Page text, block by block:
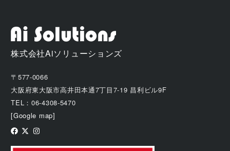
株式会社Aiソリューションズ
〒577-0066
大阪府東大阪市高井田本通7丁目7-19 昌利ビル9F
TEL：06-4308-5470
[Google map]